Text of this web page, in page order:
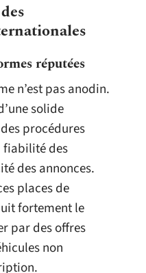
réputées
n’est pas anodin.
solide
procédures
des
des annonces.
places de
fortement le
par des offres
non